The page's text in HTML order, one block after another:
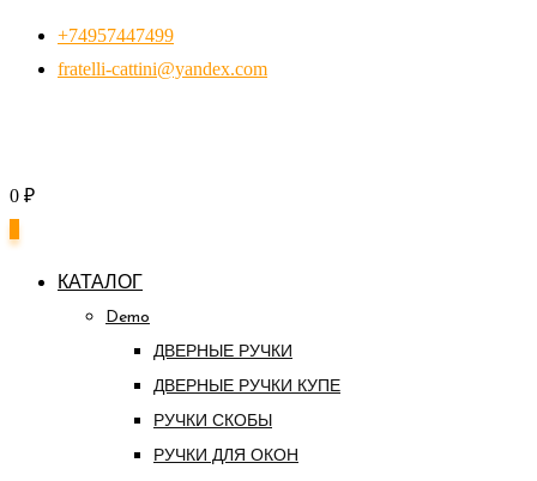
Перейти+74957447499
fratelli-cattini@yandex.com
0 ₽
КАТАЛОГ
Demo
ДВЕРНЫЕ РУЧКИ
ДВЕРНЫЕ РУЧКИ КУПЕ
РУЧКИ СКОБЫ
РУЧКИ ДЛЯ ОКОН